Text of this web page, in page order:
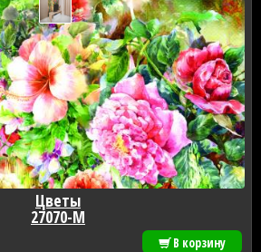
Цветы
27070-М
В корзину